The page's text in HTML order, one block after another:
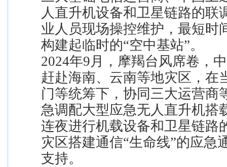
人直升机设备和卫星链路的联
业人员现场操控维护，最短时
构建起临时的“空中基站”。
2024年9月，摩羯台风席卷，
赶赴海南、云南等地灾区，在
门等统筹下，协同三大运营商
急调配大型应急无人直升机搭
连夜进行机载设备和卫星链路
灾区搭建通信“生命线”的应急
支持。